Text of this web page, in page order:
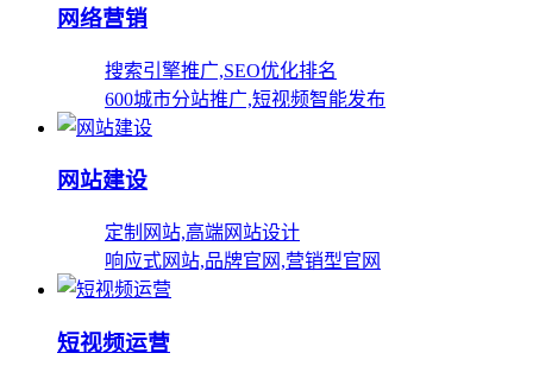
网络营销
搜索引擎推广,SEO优化排名
600城市分站推广,短视频智能发布
网站建设
定制网站,高端网站设计
响应式网站,品牌官网,营销型官网
短视频运营